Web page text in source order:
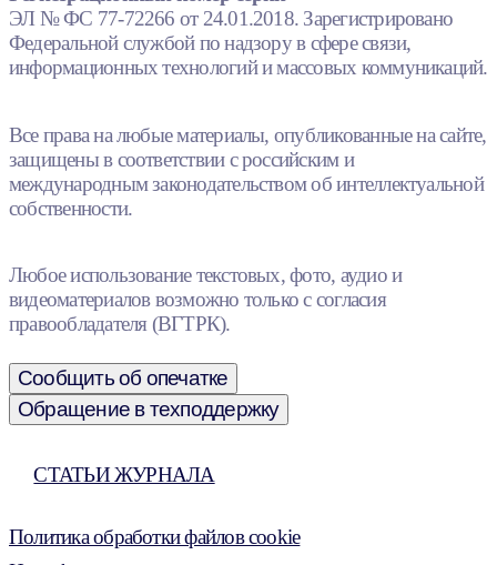
ЭЛ № ФС 77-72266 от 24.01.2018. Зарегистрировано
Федеральной службой по надзору в сфере связи,
информационных технологий и массовых коммуникаций.
Все права на любые материалы, опубликованные на сайте,
защищены в соответствии с российским и
международным законодательством об интеллектуальной
собственности.
Любое использование текстовых, фото, аудио и
видеоматериалов возможно только с согласия
правообладателя (ВГТРК).
Сообщить об опечатке
Обращение в техподдержку
СТАТЬИ ЖУРНАЛА
Политика обработки файлов cookie